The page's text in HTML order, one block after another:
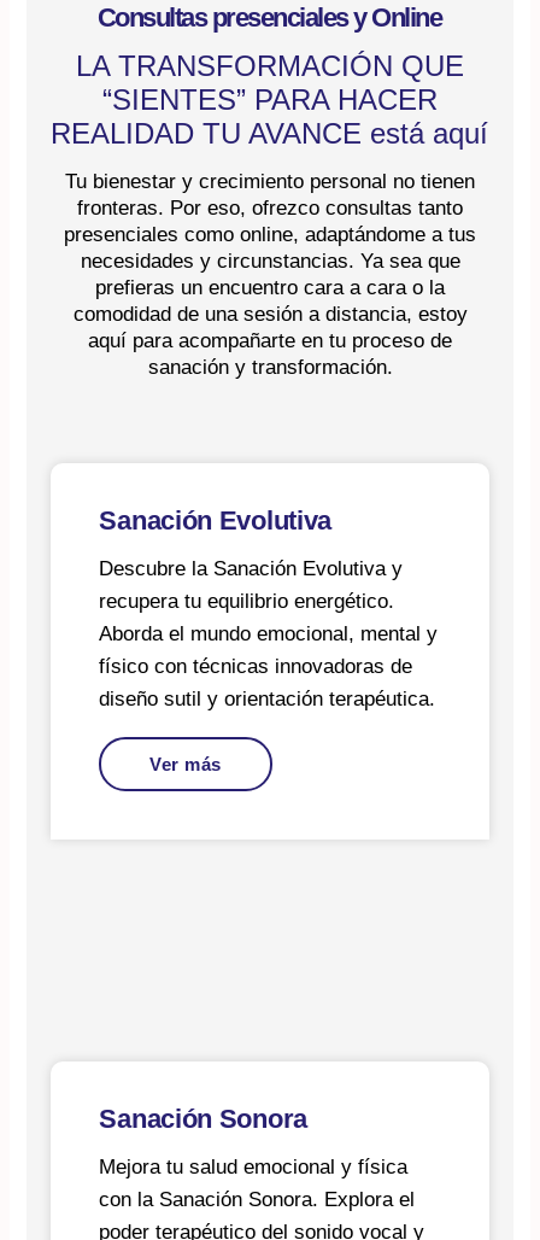
Consultas presenciales y Online
LA TRANSFORMACIÓN QUE
“SIENTES” PARA HACER
REALIDAD TU AVANCE está aquí
Tu bienestar y crecimiento personal no tienen
fronteras. Por eso, ofrezco consultas tanto
presenciales como online, adaptándome a tus
necesidades y circunstancias. Ya sea que
prefieras un encuentro cara a cara o la
comodidad de una sesión a distancia, estoy
aquí para acompañarte en tu proceso de
sanación y transformación.
Sanación Evolutiva
Descubre la Sanación Evolutiva y
recupera tu equilibrio energético.
Aborda el mundo emocional, mental y
físico con técnicas innovadoras de
diseño sutil y orientación terapéutica.
Ver más
Sanación Sonora
Mejora tu salud emocional y física
con la Sanación Sonora. Explora el
poder terapéutico del sonido vocal y